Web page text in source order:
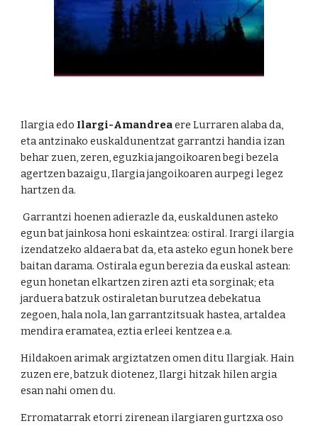
Ilargia edo Ilargi-Amandreaere Lurraren alaba da,
eta antzinako euskaldunentzat garrantzi handia izan
behar zuen, zeren, eguzkia jangoikoaren begi bezela
agertzen bazaigu, Ilargia jangoikoaren aurpegi legez
hartzen da.
Garrantzi hoenen adierazle da, euskaldunen asteko
egun bat jainkosa honi eskaintzea: ostiral. Irargi ilargia
izendatzeko aldaera bat da, eta asteko egun honek bere
baitan darama. Ostirala egun berezia da euskal astean:
egun honetan elkartzen ziren azti eta sorginak; eta
jarduera batzuk ostiraletan burutzea debekatua
zegoen, hala nola, lan garrantzitsuak hastea, artaldea
mendira eramatea, eztia erleei kentzea e.a.
Hildakoen arimak argiztatzen omen ditu Ilargiak. Hain
zuzen ere, batzuk diotenez, Ilargi hitzak hilen argia
esan nahi omen du.
Erromatarrak etorri zirenean ilargiaren gurtzxa oso